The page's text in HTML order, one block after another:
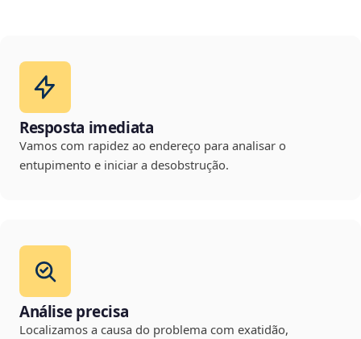
Resposta imediata
Vamos com rapidez ao endereço para analisar o
entupimento e iniciar a desobstrução.
Análise precisa
Localizamos a causa do problema com exatidão,